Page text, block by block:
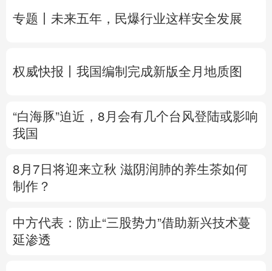
专题丨 未来五年，民爆行业这样安全发展
权威快报丨我国编制完成新版全月地质图
“白海豚”迫近，8月会有几个台风登陆或影响
我国
8月7日将迎来立秋 滋阴润肺的养生茶如何
制作？
中方代表：防止“三股势力”借助新兴技术蔓
延渗透